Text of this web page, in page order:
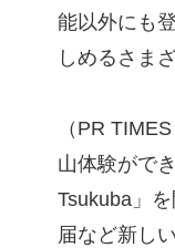
能以外にも
しめるさま
（PR
山体験がで
Tsukuba」
届など新し